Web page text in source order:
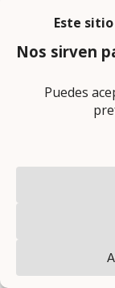
©
Aviso legal
En